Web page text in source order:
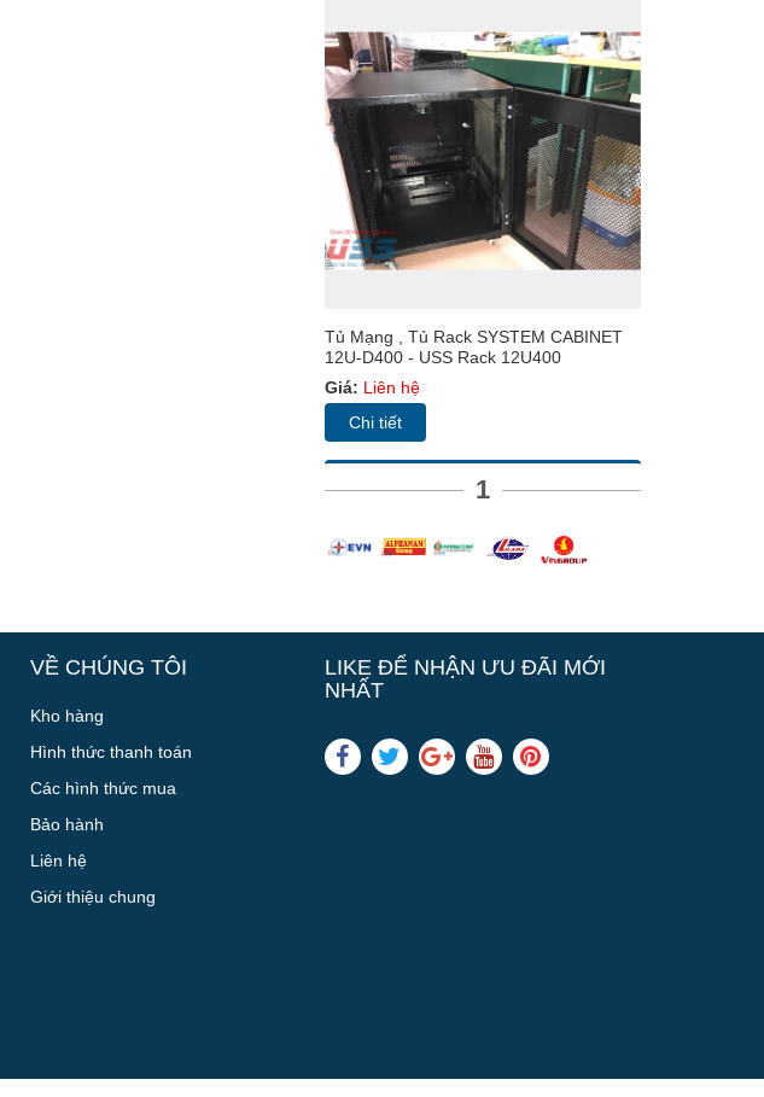
Tủ Mạng , Tủ Rack SYSTEM CABINET
12U-D400 - USS Rack 12U400
Giá: Liên hệ
Chi tiết
1
VỀ CHÚNG TÔI
Kho hàng
Hình thức thanh toán
Các hình thức mua
Bảo hành
Liên hệ
Giới thiệu chung
LIKE ĐỂ NHẬN ƯU ĐÃI MỚI
NHẤT